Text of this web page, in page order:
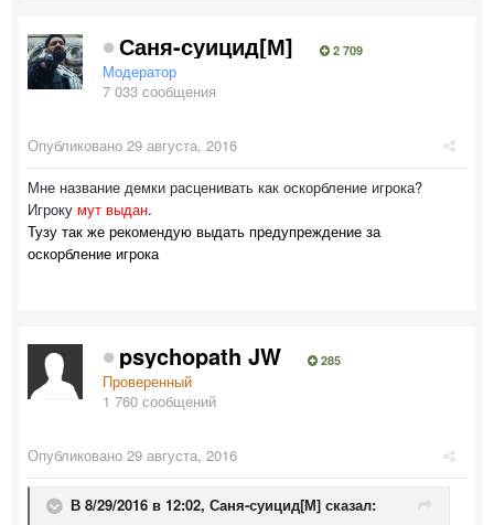
Саня-суицид[М] 2 709
Модератор
7 033 сообщения
Опубликовано 29 августа, 2016
Мне название демки расценивать как оскорбление игрока?
Игроку мут выдан.
Тузу так же рекомендую выдать предупреждение за
оскорбление игрока
psychopath JW 285
Проверенный
1 760 сообщений
Опубликовано 29 августа, 2016
В 8/29/2016 в 12:02, Саня-суицид[М] сказал: